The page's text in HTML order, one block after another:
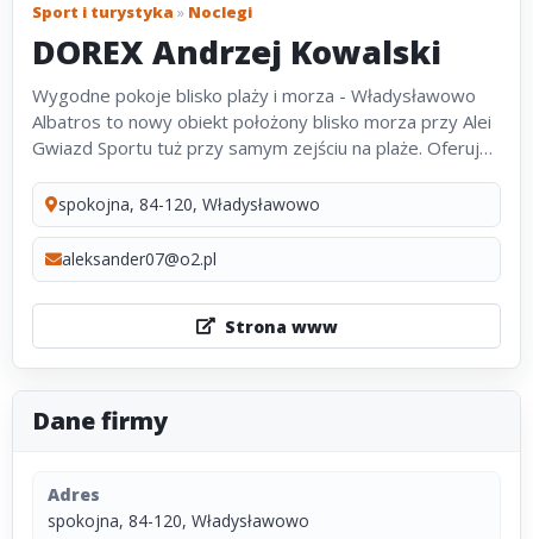
Sport i turystyka » Noclegi
DOREX Andrzej Kowalski
Wygodne pokoje blisko plaży i morza - Władysławowo
Albatros to nowy obiekt położony blisko morza przy Alei
Gwiazd Sportu tuż przy samym zejściu na plaże. Oferuje
w najpiękniejszym...
spokojna, 84-120, Władysławowo
aleksander07@o2.pl
Strona www
Dane firmy
Adres
spokojna, 84-120, Władysławowo